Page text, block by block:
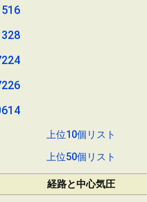
上位10個リスト
上位50個リスト
経路と中心気圧